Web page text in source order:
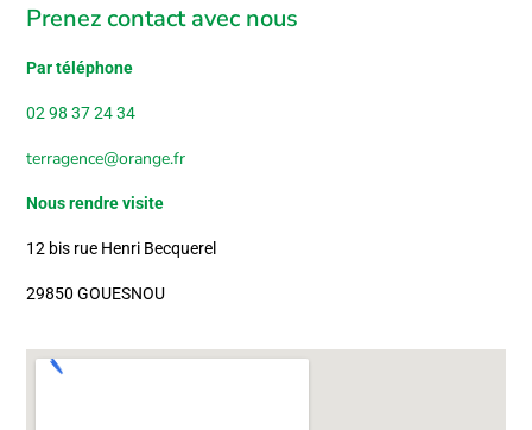
Prenez contact avec nous
Par téléphone
02 98 37 24 34
terragence@orange.fr
Nous rendre visite
12 bis rue Henri Becquerel
29850 GOUESNOU